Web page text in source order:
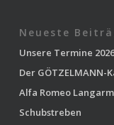
Neueste
Unsere Termine 2026
Der GÖTZELMANN-
Alfa Romeo
Schubstreben